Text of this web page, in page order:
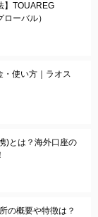
】TOUAREG
ーバル）
・使い方｜ラオス
)とは？海外口座の
の概要や特徴は？